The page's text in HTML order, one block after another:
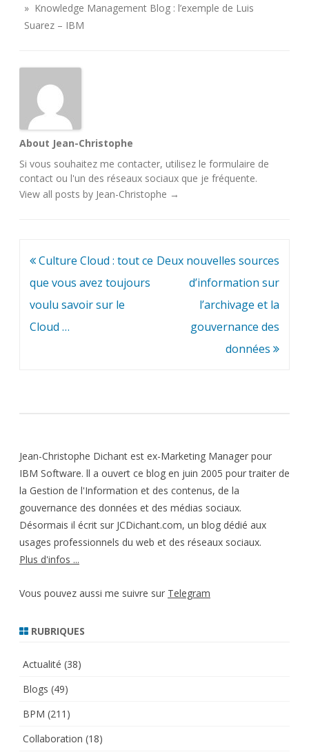
» Knowledge Management Blog : l’exemple de Luis
Suarez – IBM
About Jean-Christophe
Si vous souhaitez me contacter, utilisez le formulaire de
contact ou l'un des réseaux sociaux que je fréquente.
View all posts by Jean-Christophe →
Navigation
de
l’article
Culture Cloud : tout ce
que vous avez toujours
voulu savoir sur le
Cloud …
Deux nouvelles sources
d’information sur
l’archivage et la
gouvernance des
données
Jean-Christophe Dichant est ex-Marketing Manager pour
IBM Software. ll a ouvert ce blog en juin 2005 pour traiter de
la Gestion de l'Information et des contenus, de la
gouvernance des données et des médias sociaux.
Désormais il écrit sur JCDichant.com, un blog dédié aux
usages professionnels du web et des réseaux sociaux.
Plus d'infos ...
Vous pouvez aussi me suivre sur Telegram
RUBRIQUES
Actualité (38)
Blogs (49)
BPM (211)
Collaboration (18)